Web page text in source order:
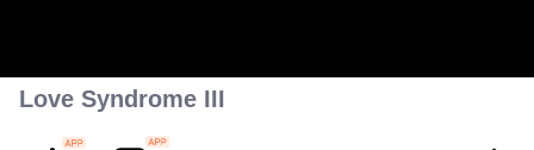
Love Syndrome III